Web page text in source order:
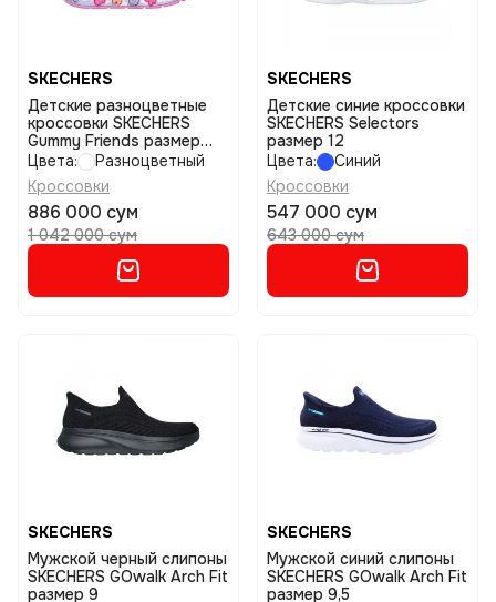
SKECHERS
Детские разноцветные
кроссовки SKECHERS
Gummy Friends размер
11,5
Цвета:
Разноцветный
Кроссовки
886 000 сум
1 042 000 сум
SKECHERS
Детские синие кроссовки
SKECHERS Selectors
размер 12
Цвета:
Синий
Кроссовки
547 000 сум
643 000 сум
SKECHERS
Мужской черный слипоны
SKECHERS GOwalk Arch Fit
размер 9
SKECHERS
Мужской синий слипоны
SKECHERS GOwalk Arch Fit
размер 9,5